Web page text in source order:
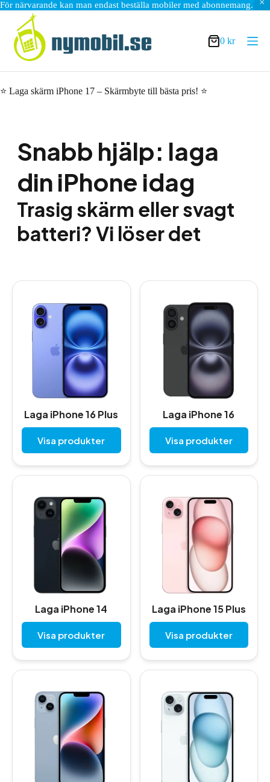
För närvarande kan man endast beställa mobiler med abonnemang.
innehåll
Varukorg
0 kr
⭐ Laga skärm iPhone 17 – Skärmbyte till bästa pris! ⭐
Snabb hjälp: laga
din iPhone idag
Trasig skärm eller svagt
batteri? Vi löser det
Laga iPhone 16 Plus
Visa produkter
Laga iPhone 16
Visa produkter
Laga iPhone 14
Visa produkter
Laga iPhone 15 Plus
Visa produkter